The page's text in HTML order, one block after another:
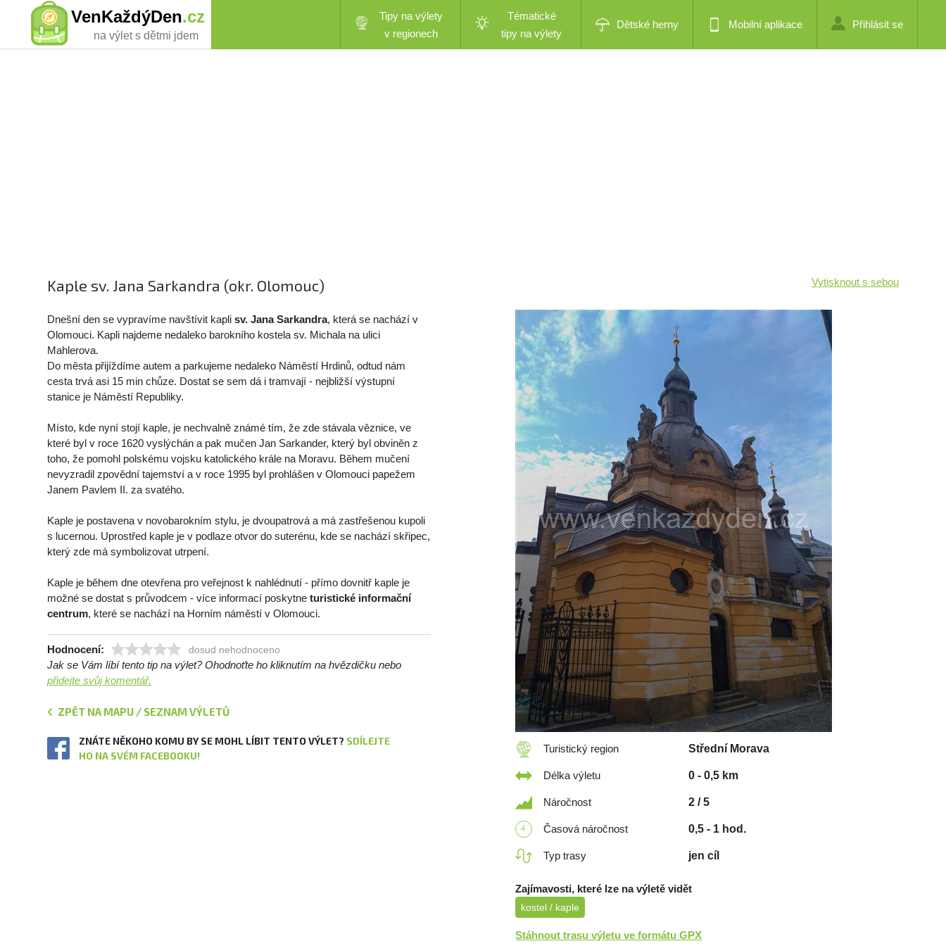
VenKaždýDen.cz
na výlet s dětmi jdem
Tipy na výlety
v regionech
Tématické
tipy na výlety
Dětské herny Mobilní aplikace Přihlásit se
Kaple sv. Jana Sarkandra (okr. Olomouc) Vytisknout s sebou
Dnešní den se vypravíme navštívit kaplisv. Jana Sarkandra, která se nachází v
Olomouci. Kapli najdeme nedaleko barokního kostela sv. Michala na ulici
Mahlerova.
Do města přijíždíme autem a parkujeme nedaleko Náměstí Hrdinů, odtud nám
cesta trvá asi 15 min chůze. Dostat se sem dá i tramvají - nejbližší výstupní
stanice je Náměstí Republiky.
Místo, kde nyní stojí kaple, je nechvalně známé tím, že zde stávala věznice, ve
které byl v roce 1620 vyslýchán a pak mučen Jan Sarkander, který byl obviněn z
toho, že pomohl polskému vojsku katolického krále na Moravu. Během mučení
nevyzradil zpovědní tajemství a v roce 1995 byl prohlášen v Olomouci papežem
Janem Pavlem II. za svatého.
Kaple je postavena v novobarokním stylu, je dvoupatrová a má zastřešenou kupoli
s lucernou. Uprostřed kaple je v podlaze otvor do suterénu, kde se nachází skřipec,
který zde má symbolizovat utrpení.
Kaple je během dne otevřena pro veřejnost k nahlédnutí - přímo dovnitř kaple je
možné se dostat s průvodcem - více informací poskytneturistické informační
centrum, které se nachází na Horním náměstí v Olomouci.
Hodnocení: dosud nehodnoceno
Jak se Vám líbí tento tip na výlet? Ohodnoťte ho kliknutím na hvězdičku nebo
přidejte svůj komentář.
ZPĚT NA MAPU / SEZNAM VÝLETŮ
ZNÁTE NĚKOHO KOMU BY SE MOHL LÍBIT TENTO VÝLET? SDÍLEJTE
HO NA SVÉM FACEBOOKU!
Turistický region Střední Morava
Délka výletu 0 - 0,5 km
Náročnost 2 / 5
Časová náročnost 0,5 - 1 hod.
Typ trasy jen cíl
Zajímavosti, které lze na výletě vidět
kostel / kaple
Stáhnout trasu výletu ve formátu GPX